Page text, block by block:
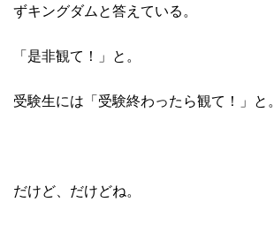
ずキングダムと答えている。
「是非観て！」と。
受験生には「受験終わったら観て！」と。
だけど、だけどね。